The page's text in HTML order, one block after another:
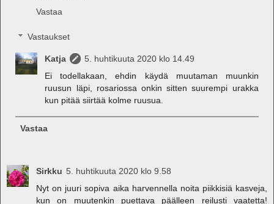
Vastaa
Vastaukset
Katja
5. huhtikuuta 2020 klo 14.49
Ei todellakaan, ehdin käydä muutaman muunkin
ruusun läpi, rosariossa onkin sitten suurempi urakka
kun pitää siirtää kolme ruusua.
Vastaa
Sirkku 5. huhtikuuta 2020 klo 9.58
Nyt on juuri sopiva aika harvennella noita piikkisiä kasveja,
kun on muutenkin puettava päälleen reilusti vaatetta!